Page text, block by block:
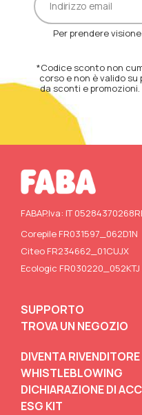
Per prendere
*Codice sconto non
corso e non è valido
da sconti e
FABAP.Iva: IT 05284370268
Corepile FR031597_062D1N
Citeo FR234662_01CUJX
Ecologic FR030220_052KTJ
SUPPORTO
TROVA UN NEGOZIO
DIVENTA RIVENDITORE
WHISTLEBLOWING
DICHIARAZIONE DI
ESG KIT